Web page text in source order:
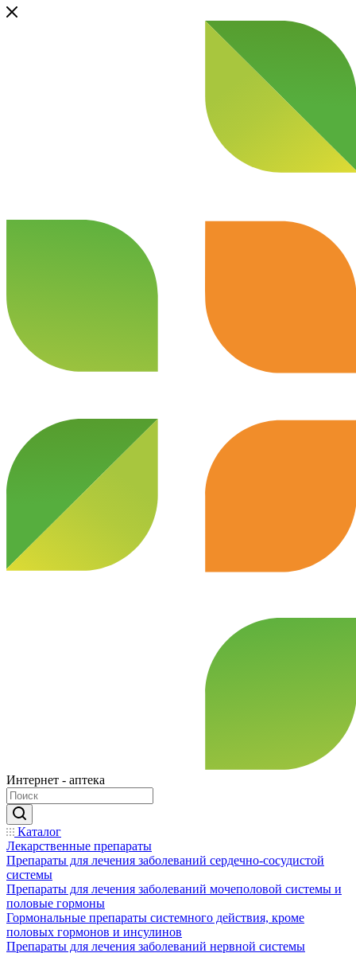
Интернет - аптека
Каталог
Лекарственные препараты
Препараты для лечения заболеваний сердечно-сосудистой
системы
Препараты для лечения заболеваний мочеполовой системы и
половые гормоны
Гормональные препараты системного действия, кроме
половых гормонов и инсулинов
Препараты для лечения заболеваний нервной системы